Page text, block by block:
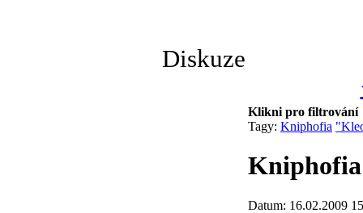
Diskuze
Klikni pro filtrování
Tagy: Kniphofia
Datum: 16.02.2009